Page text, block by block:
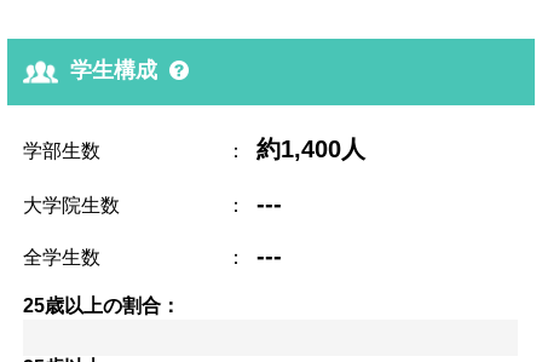
学生構成
学部生数 ： 約1,400人
大学院生数 ： ---
全学生数 ： ---
25歳以上の割合：